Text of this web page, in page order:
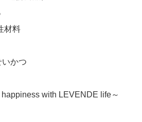
いかつ
with LEVENDE life～